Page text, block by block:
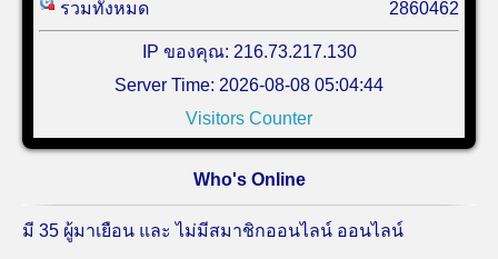
รวมทั้งหมด
2860462
IP ของคุณ: 216.73.217.130
Server Time: 2026-08-08 05:04:44
Visitors Counter
Who's Online
มี 35 ผู้มาเยือน และ ไม่มีสมาชิกออนไลน์ ออนไลน์